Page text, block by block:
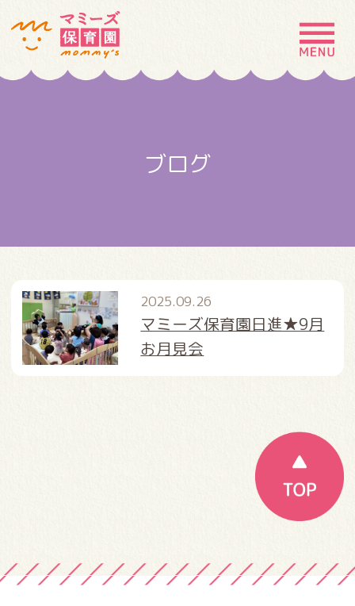
MENU
採用情報 お問い合わせ
ブログ
2025.09.26
マミーズ保育園日進★9月
お月見会